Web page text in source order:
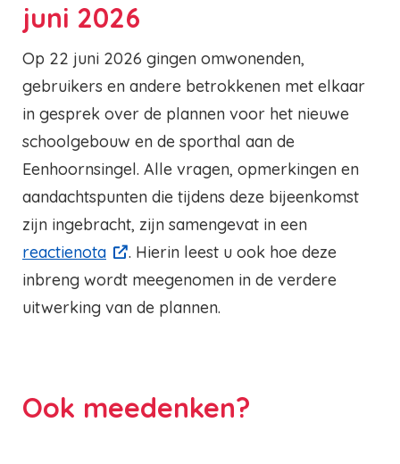
juni 2026
Op 22 juni 2026 gingen omwonenden,
gebruikers en andere betrokkenen met elkaar
in gesprek over de plannen voor het nieuwe
schoolgebouw en de sporthal aan de
Eenhoornsingel. Alle vragen, opmerkingen en
aandachtspunten die tijdens deze bijeenkomst
zijn ingebracht, zijn samengevat in een
reactienota
. Hierin leest u ook hoe deze
inbreng wordt meegenomen in de verdere
uitwerking van de plannen.
Ook meedenken?